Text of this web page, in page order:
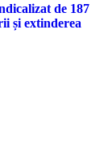
de 187
și extinderea